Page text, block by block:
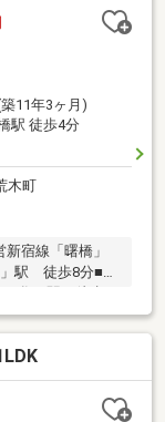
ライフスタイルに
11年3ヶ月)
駅 徒歩4分
木町
宿線「曙橋」
駅 徒歩8分■JR
ツ谷」駅 徒歩14
屋根3階建て
道に接道 幅員
ング◆開放感
◆防火地域＜設